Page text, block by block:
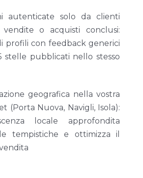
autenticate solo da clienti
o acquisti conclusi:
profili con feedback generici
pubblicati nello stesso
geografica nella vostra
(Porta Nuova, Navigli, Isola):
locale approfondita
tempistiche e ottimizza il